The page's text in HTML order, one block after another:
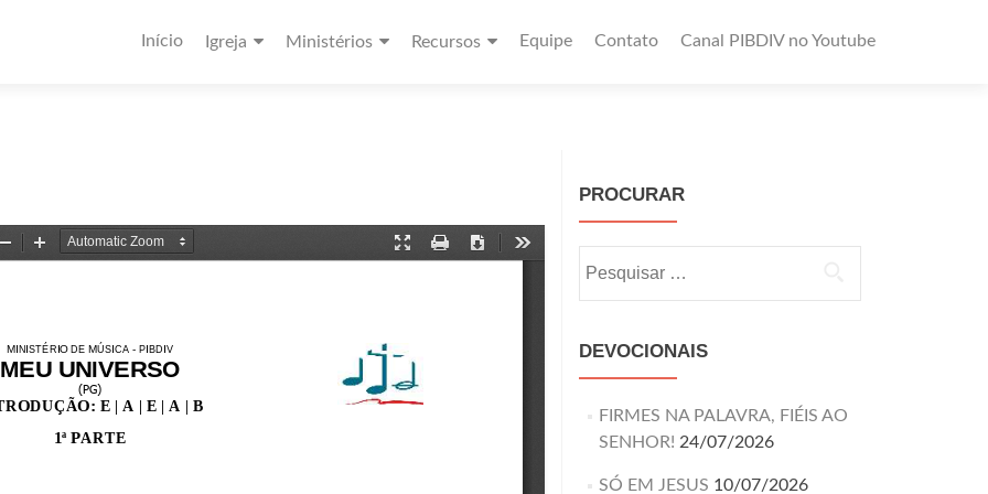
Início Igreja Ministérios Recursos Equipe Contato Canal PIBDIV no Youtube
PROCURAR
DEVOCIONAIS
FIRMES NA PALAVRA, FIÉIS AO
SENHOR! 24/07/2026
SÓ EM JESUS 10/07/2026